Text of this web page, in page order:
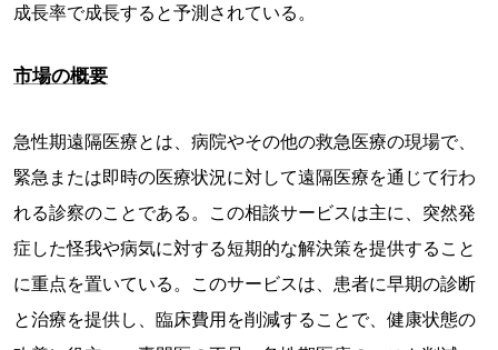
成長率で成長すると予測されている。
市場の概要
急性期遠隔医療とは、病院やその他の救急医療の現場で、
緊急または即時の医療状況に対して遠隔医療を通じて行わ
れる診察のことである。この相談サービスは主に、突然発
症した怪我や病気に対する短期的な解決策を提供すること
に重点を置いている。このサービスは、患者に早期の診断
と治療を提供し、臨床費用を削減することで、健康状態の